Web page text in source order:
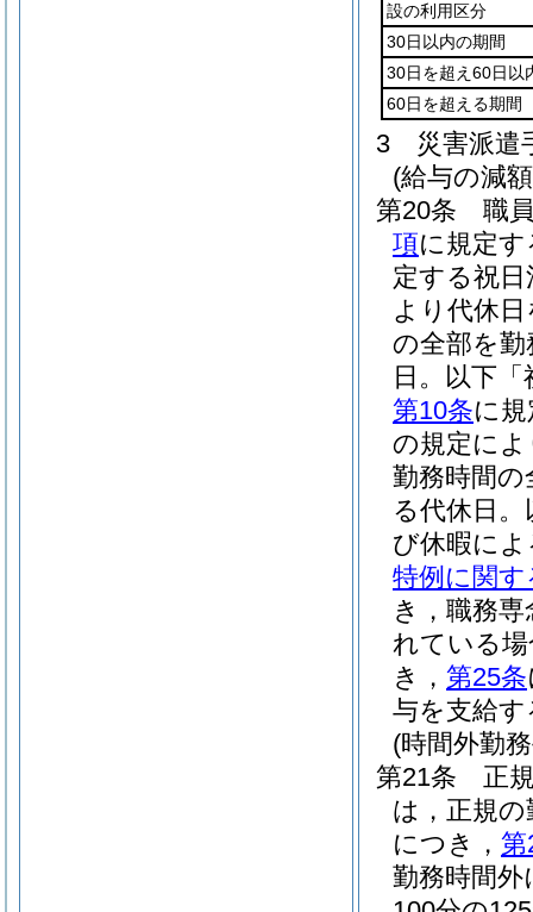
設の利用区分
30日以内の期間
30日を超え60日以
60日を超える期間
3
災害派遣
(給与の減
第20条
職
項に規定
定する祝
より代休
の全部を
日。以下
第10条に
の規定に
勤務時間
る代休日
び休暇に
特例に関す
き，職務
れている
き， 第25条
与を支給す
(時間外勤
第21条
正
は，正規
につき， 第
勤務時間